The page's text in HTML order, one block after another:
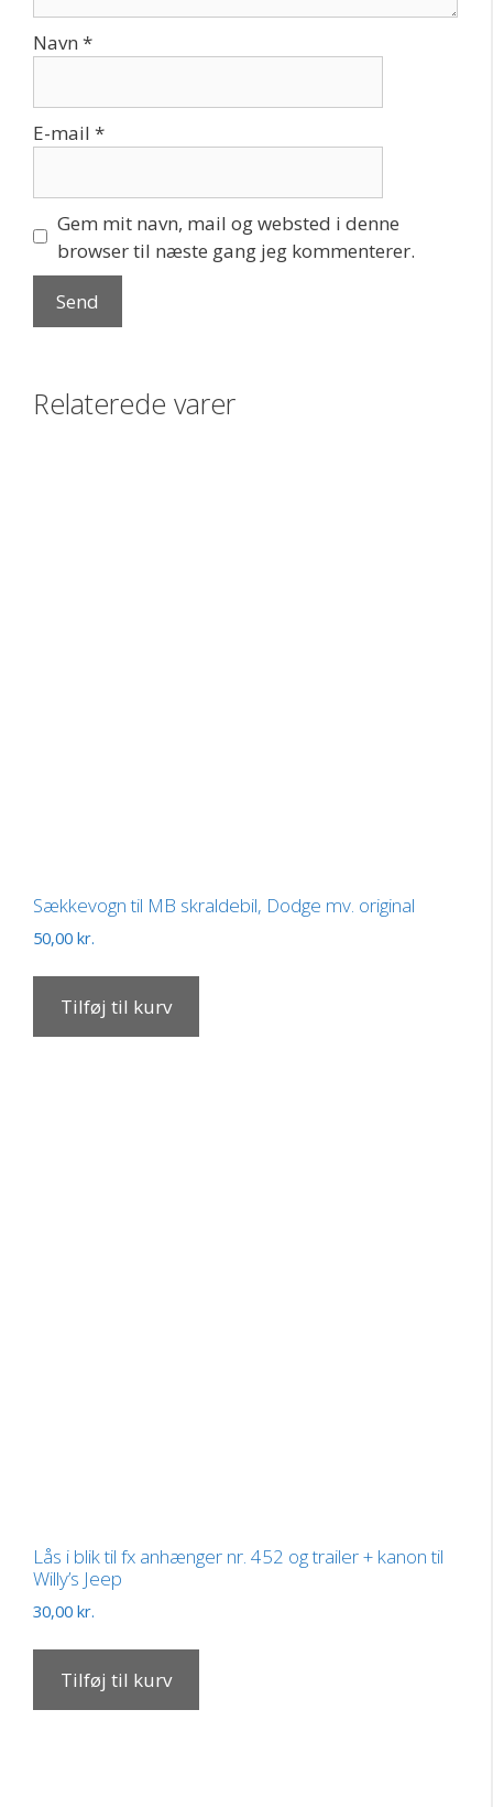
Navn *
E-mail *
Gem mit navn, mail og websted i denne
browser til næste gang jeg kommenterer.
Relaterede varer
Sækkevogn til MB skraldebil, Dodge mv. original
50,00 kr.
Tilføj til kurv
Lås i blik til fx anhænger nr. 452 og trailer + kanon til
Willy’s Jeep
30,00 kr.
Tilføj til kurv